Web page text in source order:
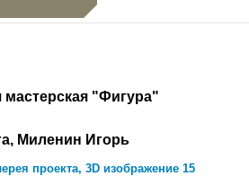
мастерская "Фигура"
Миленин Игорь
проекта, 3D изображение 15